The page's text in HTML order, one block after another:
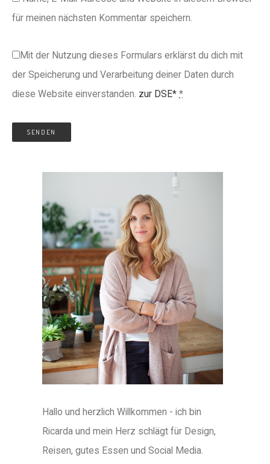
für meinen nächsten Kommentar speichern.
Mit der Nutzung dieses Formulars erklärst du dich mit
der Speicherung und Verarbeitung deiner Daten durch
diese Website einverstanden. zur DSE* *
Hallo und herzlich Willkommen - ich bin
Ricarda und mein Herz schlägt für Design,
Reisen, gutes Essen und Social Media.